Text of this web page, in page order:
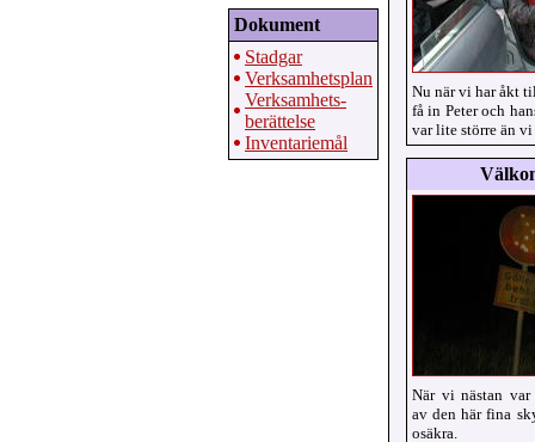
Dokument
Stadgar
Verksamhetsplan
Verksamhets-
berättelse
Inventariemål
Nu när vi har åkt
få in Peter och
var lite större än vi
När vi nästan var
av den här fina
osäkra.